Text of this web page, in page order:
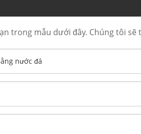
trong mẫu dưới đây. Chúng tôi